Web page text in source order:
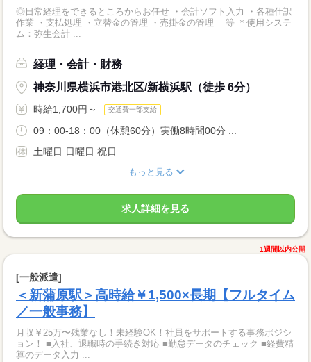
◎日常経理をできるところからお任せ ・会計ソフト入力 ・各種仕訳
作業 ・支払処理 ・立替金の管理 ・売掛金の管理 等 ＊使用システ
ム：弥生会計 ...
経理・会計・財務
神奈川県横浜市港北区/新横浜駅（徒歩 6分）
時給1,700円～ 交通費一部支給
09：00-18：00（休憩60分）実働8時間00分 ...
土曜日 日曜日 祝日
もっと見る
求人詳細を見る
1週間以内公開
[一般派遣]
＜新蒲原駅＞高時給￥1,500×長期【フルタイム
／一般事務】
月収￥25万〜残業なし！未経験OK！社員をサポートする事務ポジシ
ョン！ ■入社、退職時の手続き対応 ■勤怠データのチェック ■経費精
算のデータ入力 ...